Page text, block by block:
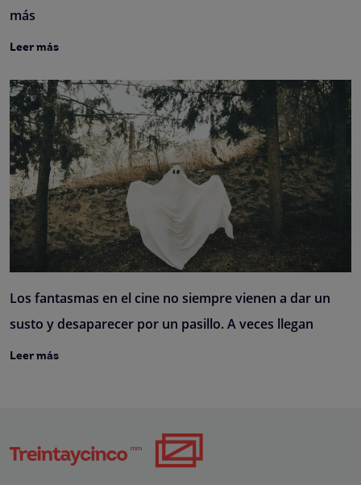
más
Leer más
Los fantasmas en el cine no siempre vienen a dar un
susto y desaparecer por un pasillo. A veces llegan
Leer más